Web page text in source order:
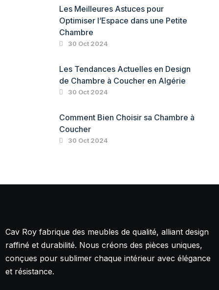
Les Meilleures Astuces pour
Optimiser l’Espace dans une Petite
Chambre
30 Oct 2024
Les Tendances Actuelles en Design
de Chambre à Coucher en Algérie
30 Oct 2024
Comment Bien Choisir sa Chambre à
Coucher
30 Oct 2024
Cav Roy fabrique des meubles de qualité, alliant design
raffiné et durabilité. Nous créons des pièces uniques,
conçues pour sublimer chaque intérieur avec élégance
et résistance.